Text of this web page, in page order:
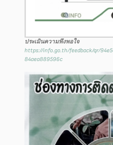
ประเมินความพึงพอใจ
https://info.go.th/feedback/qr/
84aea889596c